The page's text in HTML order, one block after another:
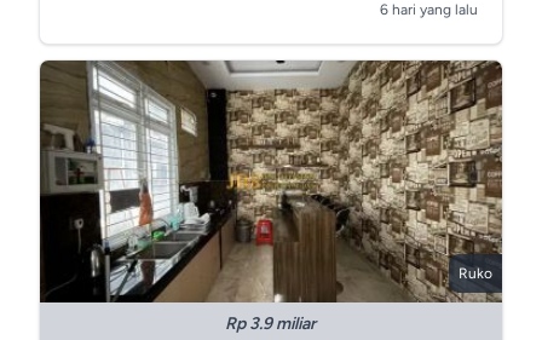
6 hari yang lalu
Ruko
Rp 3.9 miliar